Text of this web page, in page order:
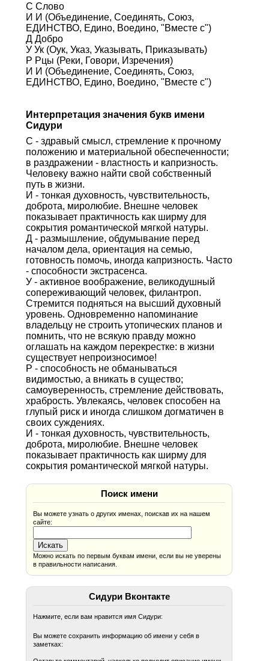
С Слово
И И (Объединение, Соединять, Союз,
ЕДИНСТВО, Едино, Воедино, "Вместе с")
Д Добро
У Ук (Оук, Указ, Указывать, Приказывать)
Р Рцы (Реки, Говори, Изречения)
И И (Объединение, Соединять, Союз,
ЕДИНСТВО, Едино, Воедино, "Вместе с")
Интерпретация значения букв имени
Сидури
С - здравый смысл, стремление к прочному
положению и материальной обеспеченности;
в раздражении - властность и капризность.
Человеку важно найти свой собственный
путь в жизни.
И - тонкая духовность, чувствительность,
доброта, миролюбие. Внешне человек
показывает практичность как ширму для
сокрытия романтической мягкой натуры.
Д - размышление, обдумывание перед
началом дела, ориентация на семью,
готовность помочь, иногда капризность. Часто
- способности экстрасенса.
У - активное воображение, великодушный
сопереживающий человек, филантроп.
Стремится подняться на высший духовный
уровень. Одновременно напоминание
владельцу не строить утопических планов и
помнить, что не всякую правду можно
оглашать на каждом перекрестке: в жизни
существует непроизносимое!
Р - способность не обманываться
видимостью, а вникать в существо;
самоуверенность, стремление действовать,
храбрость. Увлекаясь, человек способен на
глупый риск и иногда слишком догматичен в
своих суждениях.
И - тонкая духовность, чувствительность,
доброта, миролюбие. Внешне человек
показывает практичность как ширму для
сокрытия романтической мягкой натуры.
Поиск имени
Вы можете узнать о других именах, поискав их на нашем
сайте:
Можно искать по первым буквам имени, если вы не уверены
в правильности написания.
Сидури Вконтакте
Нажмите, если вам нравится имя Сидури:
Вы можете сохранить информацию об имени у себя в
заметках: